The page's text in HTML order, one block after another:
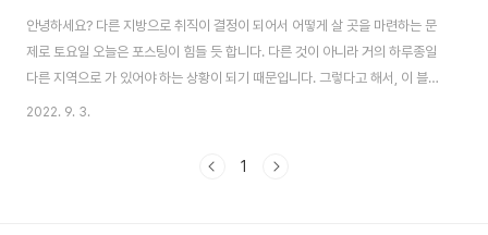
안녕하세요? 다른 지방으로 취직이 결정이 되어서 어떻게 살 곳을 마련하는 문
제로 토요일 오늘은 포스팅이 힘들 듯 합니다. 다른 것이 아니라 거의 하루종일
다른 지역으로 가 있어야 하는 상황이 되기 때문입니다. 그렇다고 해서, 이 블로
그 운영을 안하겠다는 것이 아니라 잠시 하루하루 올라오는 것이 좀............ 단
까지 멀지 않은데, 이래저래 뭐라 할말이 없기는 없습니다. 이제 이 포스팅이 예
2022. 9. 3.
1